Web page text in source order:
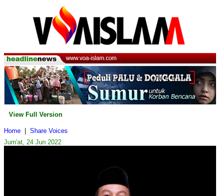
View Full Version
Home
Share Voices
Jum'at, 24 Jun 2022